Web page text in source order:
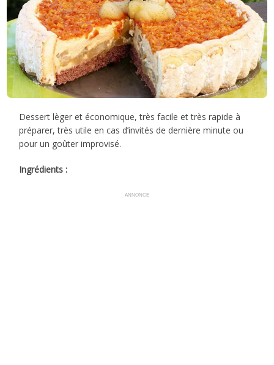
Dessert lèger et économique, très facile et très rapide à
préparer, très utile en cas d’invités de dernière minute ou
pour un goûter improvisé.
Ingrédients :
ANNONCE